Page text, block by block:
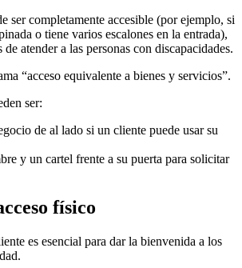
ser completamente accesible (por ejemplo, si
o tiene varios escalones en la entrada),
atender a las personas con discapacidades.
“acceso equivalente a bienes y servicios”.
ser:
de al lado si un cliente puede usar su
y un cartel frente a su puerta para solicitar
físico
es esencial para dar la bienvenida a los